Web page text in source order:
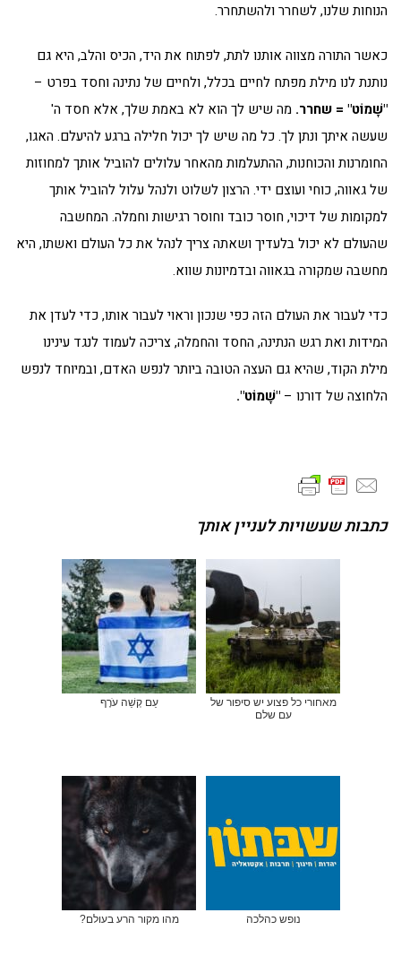
הנוחות שלנו, לשחרר ולהשתחרר.
כאשר התורה מצווה אותנו לתת, לפתוח את היד, הכיס והלב, היא גם
נותנת לנו מילת מפתח לחיים בכלל, ולחיים של נתינה וחסד בפרט –
"שָׁמוֹט" = שחרר. מה שיש לך הוא לא באמת שלך, אלא חסד ה'
שעשה איתך ונתן לך. כל מה שיש לך יכול חלילה ברגע להיעלם. האגו,
החומרנות והכוחנות, ההתעלמות מהאחר עלולים להוביל אותך למחוזות
של גאווה, כוחי ועוצם ידי. הרצון לשלוט ולנהל עלול להוביל אותך
למקומות של דיכוי, חוסר כובד וחוסר רגישות וחמלה. המחשבה
שהעולם לא יכול בלעדיך ושאתה צריך לנהל את כל העולם ואשתו, היא
מחשבה שמקורה בגאווה ובדמיונות שווא.
כדי לעבור את העולם הזה כפי שנכון וראוי לעבור אותו, כדי לעדן את
המידות ואת רגש הנתינה, החסד והחמלה, צריכה לעמוד לנגד עינינו
מילת הקוד, שהיא גם העצה הטובה ביותר לנפש האדם, ובמיוחד לנפש
הלחוצה של דורנו – "שָׁמוֹט".
כתבות שעשויות לעניין אותך
מאחורי כל פצוע יש סיפור של
עם שלם
עַם קְשֵׁה עֹרֶף
נופש כהלכה מהו מקור הרע בעולם?